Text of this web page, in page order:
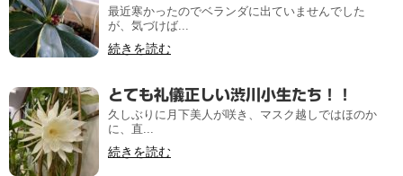
最近寒かったのでベランダに出ていませんでした
が、気づけば...
続きを読む
とても礼儀正しい渋川小生たち！！
久しぶりに月下美人が咲き、マスク越しではほのか
に、直...
続きを読む